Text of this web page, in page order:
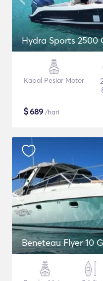
Hydra Sports 2500
Kapal Pesiar Motor
$689 /hari
Beneteau Flyer 10